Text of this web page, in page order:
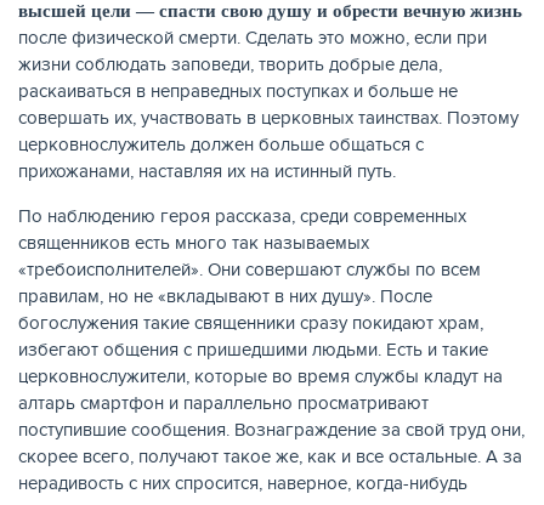
высшей цели — спасти свою душу и обрести вечную жизнь
после физической смерти. Сделать это можно, если при
жизни соблюдать заповеди, творить добрые дела,
раскаиваться в неправедных поступках и больше не
совершать их, участвовать в церковных таинствах. Поэтому
церковнослужитель должен больше общаться с
прихожанами, наставляя их на истинный путь.
По наблюдению героя рассказа, среди современных
священников есть много так называемых
«требоисполнителей». Они совершают службы по всем
правилам, но не «вкладывают в них душу». После
богослужения такие священники сразу покидают храм,
избегают общения с пришедшими людьми. Есть и такие
церковнослужители, которые во время службы кладут на
алтарь смартфон и параллельно просматривают
поступившие сообщения. Вознаграждение за свой труд они,
скорее всего, получают такое же, как и все остальные. А за
нерадивость с них спросится, наверное, когда-нибудь